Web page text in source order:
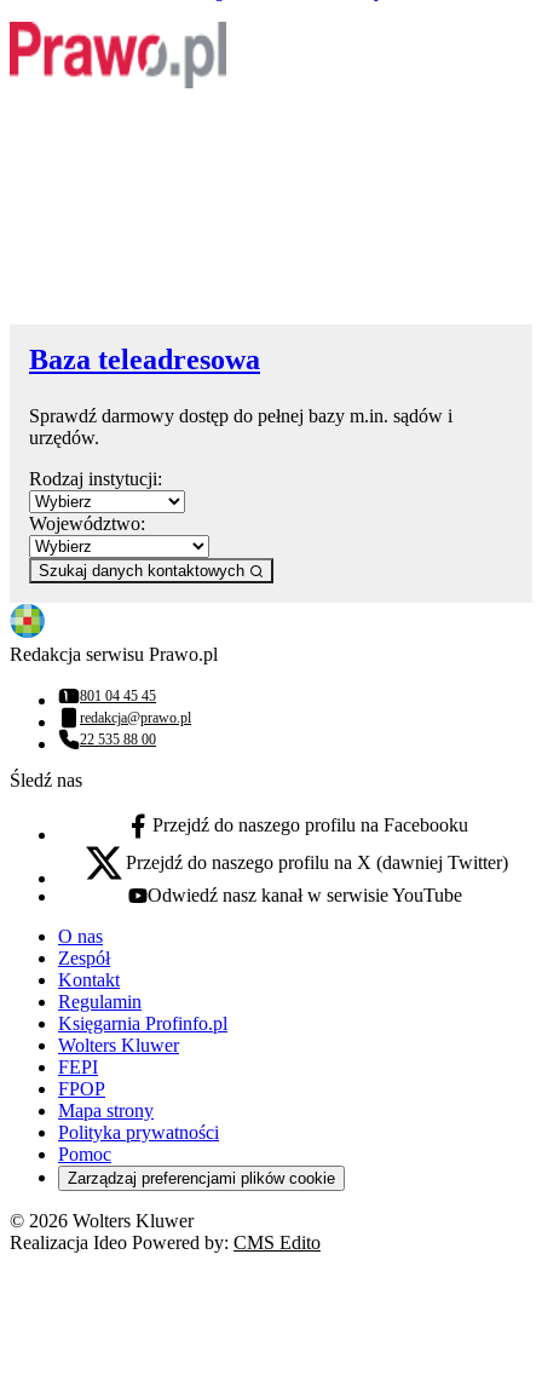
Baza teleadresowa
Sprawdź darmowy dostęp do pełnej bazy m.in. sądów i
urzędów.
Rodzaj instytucji:
Województwo:
Szukaj danych kontaktowych
Redakcja serwisu Prawo.pl
Numer telefonu:
801 04 45 45
Adres email:
redakcja@prawo.pl
Numer telefonu:
22 535 88 00
Śledź nas
facebook - otwiera się w nowej karcie
Przejdź do naszego profilu na Facebooku
x - otwiera się w nowej karcie
Przejdź do naszego profilu na X (dawniej Twitter)
youtube - otwiera się w nowej karcie
Odwiedź nasz kanał w serwisie YouTube
O nas
Zespół
Kontakt
Regulamin
Księgarnia Profinfo.pl
Wolters Kluwer
FEPI
FPOP
Mapa strony
Polityka prywatności
Pomoc
Zarządzaj preferencjami plików cookie
© 2026 Wolters Kluwer
Realizacja Ideo Powered by: CMS Edito